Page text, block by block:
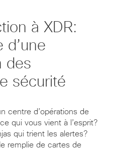
à XDR:
d’une
des
sécurité
centre d’opérations de
qui vous vient à l’esprit?
qui trient les alertes?
remplie de cartes de